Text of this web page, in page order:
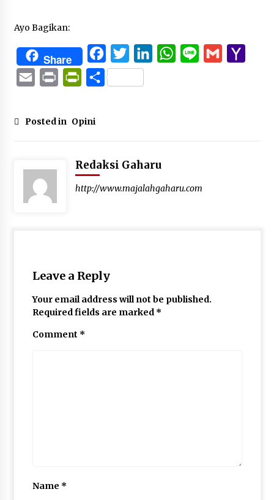
Ayo Bagikan:
Share FacebookTwitterLinkedInWhatsApp
Line Gmail
Email Print PrintFriendly
Share
Posted in Opini
Redaksi Gaharu
http://www.majalahgaharu.com
Leave a Reply
Your email address will not be published.
Required fields are marked *
Comment *
Name *